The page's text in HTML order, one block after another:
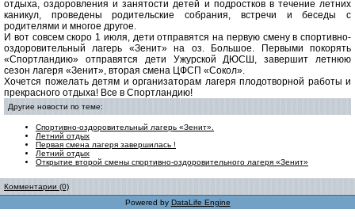
отдыха, оздоровления и занятости детей и подростков в течение летних
каникул, проведены родительские собрания, встречи и беседы с
родителями и многое другое.
И вот совсем скоро 1 июля, дети отправятся на первую смену в спортивно-
оздоровительный лагерь «Зенит» на оз. Большое. Первыми покорять
«Спортландию» отправятся дети Ужурской ДЮСШ, завершит летнюю
сезон лагеря «Зенит», вторая смена ЦФСП «Сокол».
Хочется пожелать детям и организаторам лагеря плодотворной работы и
прекрасного отдыха! Все в Спортландию!
Другие новости по теме:
Спортивно-оздоровительный лагерь «Зенит».
Летний отдых
Первая смена лагеря завершилась !
Летний отдых
Открытие второй смены спортивно-оздоровительного лагеря «Зенит»
Комментарии (0)
Powered by DataLife Engine